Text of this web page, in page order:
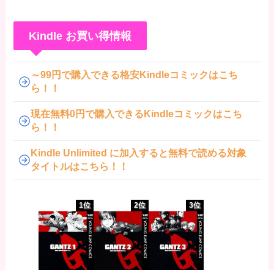
Kindle お買い得情報
～99円で購入できる格安Kindleコミックはこち
ら！！
現在無料0円で購入できるKindleコミックはこち
ら！！
Kindle Unlimited に加入すると無料で読める対象
タイトルはこちら！！
1位 2位 3位